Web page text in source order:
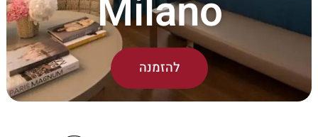
Milano
להזמנה